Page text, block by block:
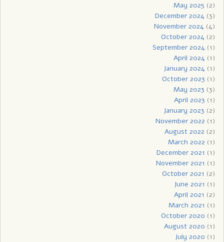
May 2025 (2)
December 2024(3)
November 2024(4)
October 2024(2)
September 2024(1)
April 2024(1)
January 2024(1)
October 2023 (1)
May 2023 (3)
April 2023 (1)
January 2023 (2)
November 2022 (1)
August 2022 (2)
March 2022 (1)
December 2021 (1)
November 2021 (1)
October 2021 (2)
June 2021 (1)
April 2021 (2)
March 2021 (1)
October 2020 (1)
August 2020 (1)
July 2020 (1)